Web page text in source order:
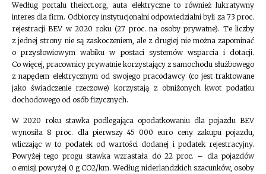
Według portalu theicct.org, auta elektryczne to również lukratywny
interes dla firm. Odbiorcy instytucjonalni odpowiedzialni byli za 73 proc.
rejestracji BEV w 2020 roku (27 proc. na osoby prywatne). Te liczby
z jednej strony nie są zaskoczeniem, ale z drugiej nie można zapominać
o przysłowiowym wabiku w postaci systemów wsparcia i dotacji.
Co więcej, pracownicy prywatnie korzystający z samochodu służbowego
z napędem elektrycznym od swojego pracodawcy (co jest traktowane
jako świadczenie rzeczowe) korzystają z obniżonych kwot podatku
dochodowego od osób fizycznych.
W 2020 roku stawka podlegająca opodatkowaniu dla pojazdu BEV
wynosiła 8 proc. dla pierwszy 45 000 euro ceny zakupu pojazdu,
wliczając w to podatek od wartości dodanej i podatek rejestracyjny.
Powyżej tego progu stawka wzrastała do 22 proc. – dla pojazdów
o emisji powyżej 0 g CO2/km. Według niderlandzkich szacunków, osoby